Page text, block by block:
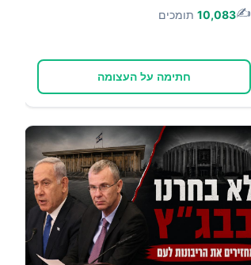
✍️
10,083 תומכים
חתימה על העצומה